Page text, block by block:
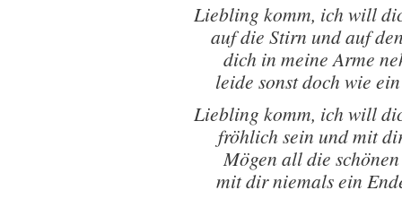
Liebling komm, ich will
auf die Stirn und auf
dich in meine Arme
leide sonst doch wie
Liebling komm, ich will
fröhlich sein und mit
Mögen all die schönen
mit dir niemals ein